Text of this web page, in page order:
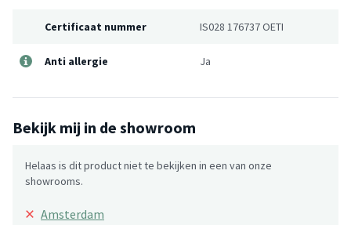
Certificaat nummer IS028 176737 OETI
Anti allergie Ja
Bekijk mij in de showroom
Helaas is dit product niet te bekijken in een van onze
showrooms.
× Amsterdam